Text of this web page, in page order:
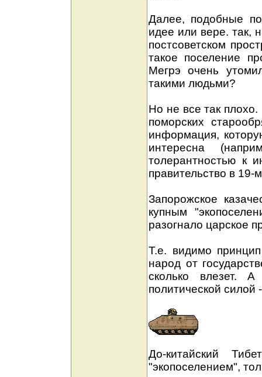
Далее, подобные
идее или вере. так,
постсоветском
такое поселение
Мегрэ очень
такими людьми?
Но не все так
поморских
информация,
интересна
толерантностью к
правительство в 19-
Запорожское
купным
разогнало царское
Т.е. видимо
народ от
сколько влезет.
политической
До-китайский
"экопоселением",